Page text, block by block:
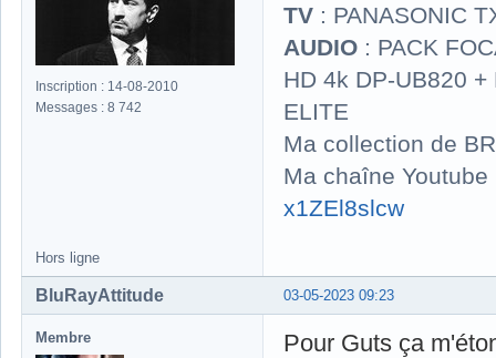
Inscription : 14-08-2010
Messages : 8 742
TV : PANASONIC
AUDIO : PACK
HD 4k DP-UB820
ELITE
Ma collection de
Ma chaîne
x1ZEl8slcw
Hors ligne
03-05-2023 09:23
BluRayAttitude
Membre
Pour Guts ça